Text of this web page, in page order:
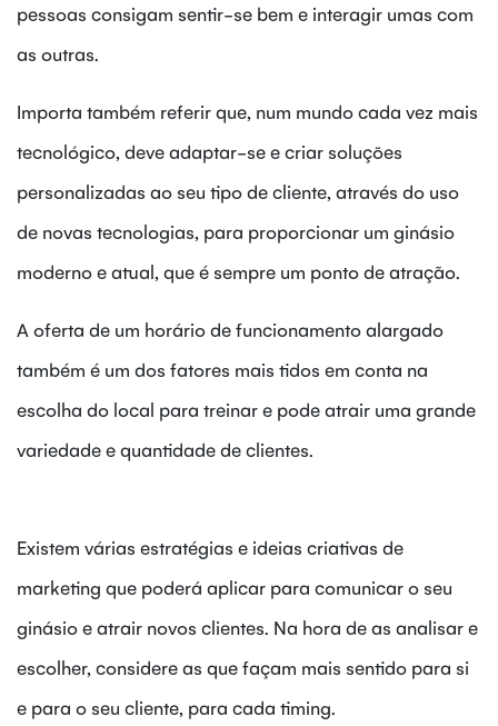
pessoas consigam sentir-se bem e interagir umas com
as outras.
Importa também referir que, num mundo cada vez mais
tecnológico, deve adaptar-se e criar soluções
personalizadas ao seu tipo de cliente, através do uso
de novas tecnologias, para proporcionar um ginásio
moderno e atual, que é sempre um ponto de atração.
A oferta de um horário de funcionamento alargado
também é um dos fatores mais tidos em conta na
escolha do local para treinar e pode atrair uma grande
variedade e quantidade de clientes.
Existem várias estratégias e ideias criativas de
marketing que poderá aplicar para comunicar o seu
ginásio e atrair novos clientes. Na hora de as analisar e
escolher, considere as que façam mais sentido para si
e para o seu cliente, para cada timing.